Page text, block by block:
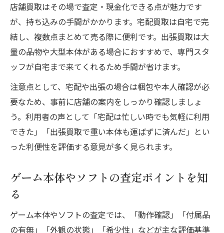
店舗買取はその場で査定・現金化できる点が魅力です
が、持ち込みの手間がかかります。宅配買取は自宅で完
結し、複数点まとめて売る際に便利です。出張買取は大
量の品物や大型本体がある場合におすすめで、専門スタ
ッフが自宅まで来てくれるため手間が省けます。
注意点として、宅配や出張の場合は梱包や本人確認が必
要なため、事前に店舗の案内をしっかり確認しましょ
う。利用者の声として「宅配は忙しい時でも気軽に利用
できた」「出張買取で重い本体も運ばずに済んだ」とい
った利便性を評価する意見が多く見られます。
ゲーム本体やソフトの査定ポイントを知
る
ゲーム本体やソフトの査定では、「動作確認」「付属品
の有無」「外観の状態」「希少性」などが主な評価基準